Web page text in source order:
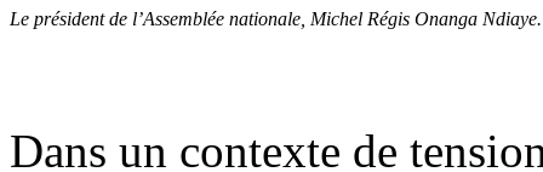
Le président de l’Assemblée nationale, Michel Régis Onanga
Dans un contexte de